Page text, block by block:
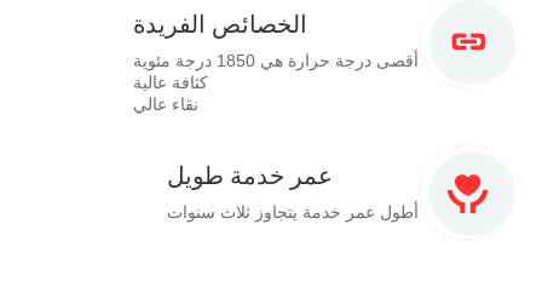
الخصائص الفريدة
أقصى درجة حرارة هي 1850 درجة مئوية
كثافة عالية
نقاء عالي
عمر خدمة طويل
أطول عمر خدمة يتجاوز ثلاث سنوات